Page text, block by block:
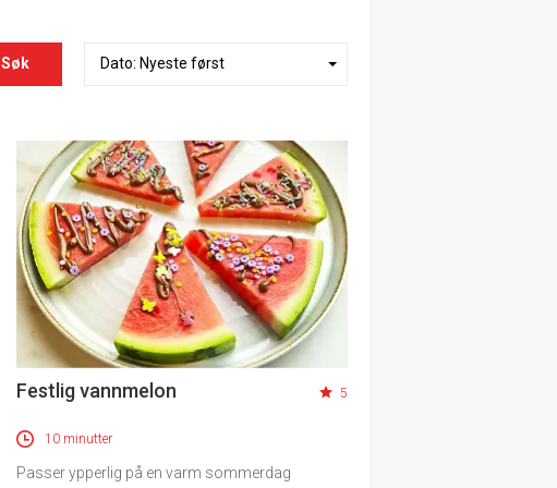
Søk
Festlig vannmelon 5
10 minutter
Passer ypperlig på en varm sommerdag